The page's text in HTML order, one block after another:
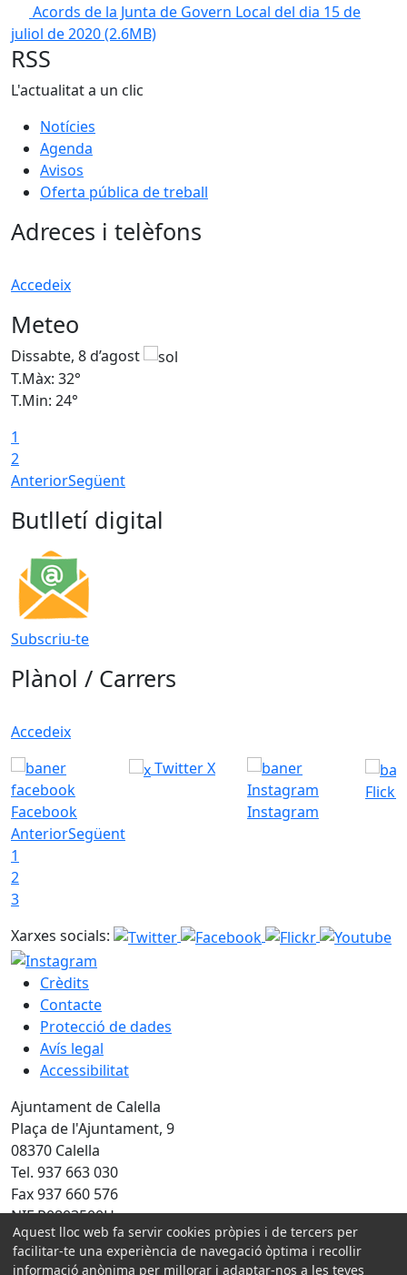
Acords de la Junta de Govern Local del dia 15 de
juliol de 2020(2.6MB)
RSS
L'actualitat a un clic
Notícies
Agenda
Avisos
Oferta pública de treball
Adreces i telèfons
Accedeix
Meteo
Dissabte, 8 d’agost
T.Màx: 32°
T.Min: 24°
1
2
AnteriorSegüent
Butlletí digital
Subscriu-te
Plànol / Carrers
Accedeix
Facebook
Twitter X
Instagram
Flickr
AnteriorSegüent
1
2
3
Xarxes socials:
Crèdits
Contacte
Protecció de dades
Avís legal
Accessibilitat
Ajuntament de Calella
Plaça de l'Ajuntament, 9
08370 Calella
Tel. 937 663 030
Fax 937 660 576
NIF P0803500H
Amb la col·laboració de:
Aquest lloc web fa servir cookies pròpies i de tercers per
facilitar-te una experiència de navegació òptima i recollir
informació anònima per millorar i adaptar-nos a les teves